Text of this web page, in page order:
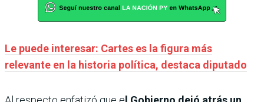
Le puede interesar: Cartes es la figura más
relevante en la historia política, destaca diputado